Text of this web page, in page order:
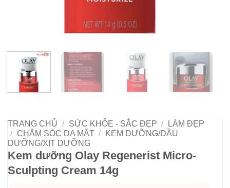
TRANG CHỦ / SỨC KHỎE - SẮC ĐẸP /
LÀM ĐẸP
/
CHĂM SÓC DA MẶT /
KEM DƯỠNG/DẦU
DƯỠNG/XỊT DƯỠNG
Kem dưỡng Olay Regenerist Micro-
Sculpting Cream 14g